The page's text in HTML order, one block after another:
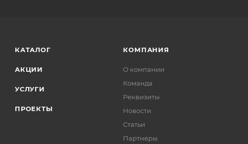
КАТАЛОГ
АКЦИИ
УСЛУГИ
ПРОЕКТЫ
КОМПАНИЯ
О компании
Команда
Реквизиты
Новости
Статьи
Партнеры